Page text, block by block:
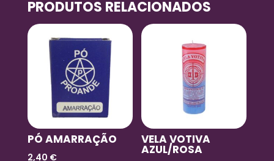
PRODUTOS RELACIONADOS
PÓ AMARRAÇÃO
2,40 €
VELA VOTIVA
AZUL/ROSA